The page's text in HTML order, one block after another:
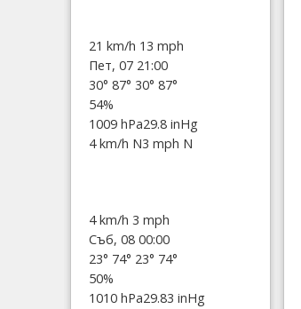
21 km/h 13 mph
Пет, 07 21:00
30° 87° 30° 87°
54%
1009 hPa29.8 inHg
4 km/h N3 mph N
4 km/h 3 mph
Съб, 08 00:00
23° 74° 23° 74°
50%
1010 hPa29.83 inHg